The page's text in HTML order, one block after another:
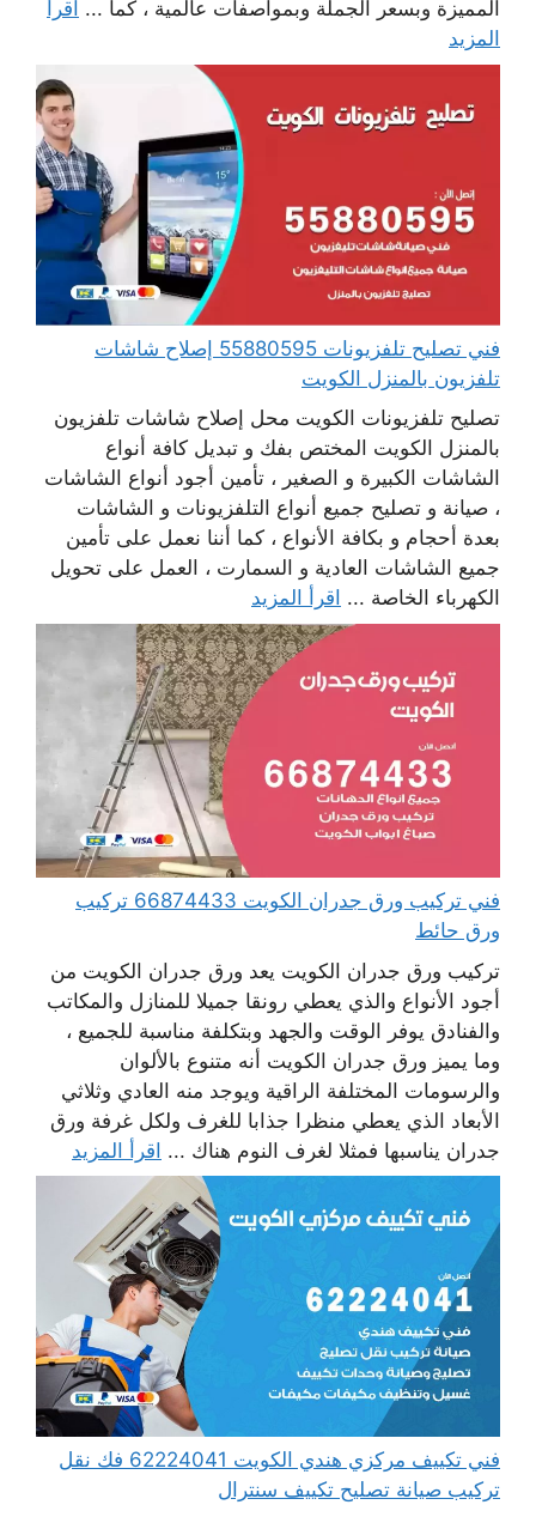
المميزة وبسعر الجملة وبمواصفات عالمية ، كما ... اقرأ
المزيد
فني تصليح تلفزيونات 55880595 إصلاح شاشات
تلفزيون بالمنزل الكويت
تصليح تلفزيونات الكويت محل إصلاح شاشات تلفزيون
بالمنزل الكويت المختص بفك و تبديل كافة أنواع
الشاشات الكبيرة و الصغير ، تأمين أجود أنواع الشاشات
، صيانة و تصليح جميع أنواع التلفزيونات و الشاشات
بعدة أحجام و بكافة الأنواع ، كما أننا نعمل على تأمين
جميع الشاشات العادية و السمارت ، العمل على تحويل
الكهرباء الخاصة ... اقرأ المزيد
فني تركيب ورق جدران الكويت 66874433 تركيب
ورق حائط
تركيب ورق جدران الكويت يعد ورق جدران الكويت من
أجود الأنواع والذي يعطي رونقا جميلا للمنازل والمكاتب
والفنادق يوفر الوقت والجهد وبتكلفة مناسبة للجميع ،
وما يميز ورق جدران الكويت أنه متنوع بالألوان
والرسومات المختلفة الراقية ويوجد منه العادي وثلاثي
الأبعاد الذي يعطي منظرا جذابا للغرف ولكل غرفة ورق
جدران يناسبها فمثلا لغرف النوم هناك ... اقرأ المزيد
فني تكييف مركزي هندي الكويت 62224041 فك نقل
تركيب صيانة تصليح تكييف سنترال